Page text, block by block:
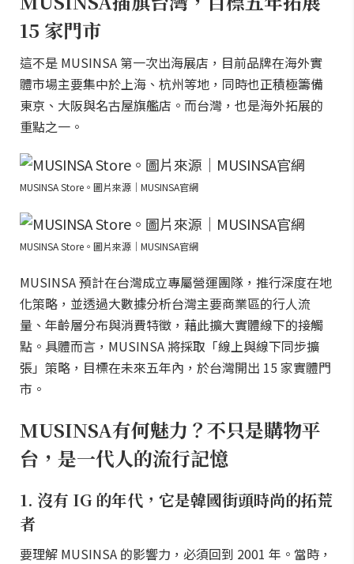
15 家門市
這不是 MUSINSA 第一次出海展店，目前品牌在海外實
體市場主要集中於上海、杭州等地，同時也正積極籌備
東京、大阪與名古屋旗艦店。而台灣，也是海外拓展的
重點之一。
MUSINSA Store。圖片來源｜MUSINSA官網
MUSINSA Store。圖片來源｜MUSINSA官網
MUSINSA 預計在台灣成立專屬營運團隊，推行深度在地
化策略，並透過大數據分析台灣主要商業區的行人流
量、年齡層分布與消費特徵，藉此擴大實體線下的接觸
點。具體而言，MUSINSA 將採取「線上與線下同步擴
張」策略，目標在未來五年內，於台灣開出 15 家實體門
市。
MUSINSA有何魅力？不只是購物平
台，是一代人的流行記憶
1. 沒有 IG 的年代，它是韓國街頭時尚的拓荒
者
要理解 MUSINSA 的影響力，必須回到 2001 年。當時，